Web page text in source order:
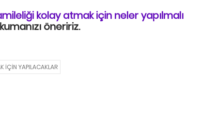
kolay atmak için neler yapılmalı
öneririz.
IÇIN YAPILACAKLAR